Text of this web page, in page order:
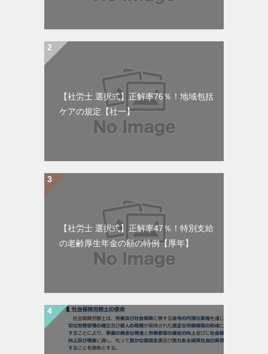
【社労士 選択式】正解率76％！地域包括
ケアの規定【社一】
【社労士 選択式】正解率47％！特別支給
の老齢厚生年金の額の特例【厚年】